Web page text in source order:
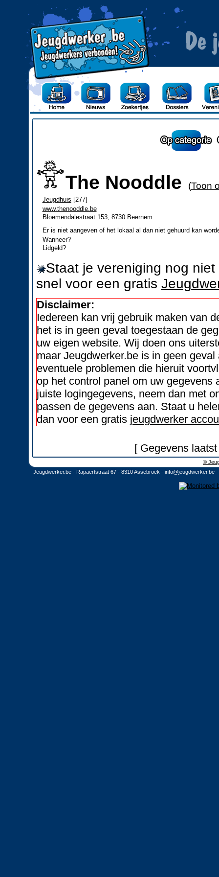
The Nooddle (Toon
Jeugdhuis [277]
www.thenooddle.be
Bloemendalestraat 153, 8730 Beernem
Er is niet aangeven of het lokaal al dan niet gehuurd kan
Wanneer?
Lidgeld?
Staat je vereniging nog
snel voor een gratis
Disclaimer:
Iedereen kan vrij gebruik maken van
het is in geen geval toegestaan de
uw eigen website. Wij doen ons
maar Jeugdwerker.be is in geen
eventuele problemen die hieruit
op het control panel om uw
juiste logingegevens, neem dan met
passen de gegevens aan. Staat u
dan voor een gratis jeugdwerker
[ Gegevens
©
Jeugdwerker.be - Rapaertstraat 67 - 8310 Assebroek - info@jeugdwerker.be